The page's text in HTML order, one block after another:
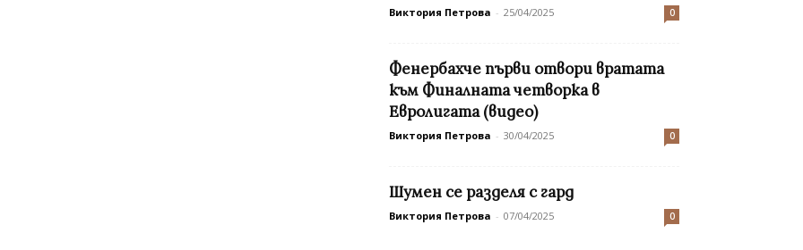
Виктория Петрова - 25/04/2025 0
Фенербахче първи отвори вратата
към Финалната четворка в
Евролигата (видео)
Виктория Петрова - 30/04/2025 0
Шумен се разделя с гард
Виктория Петрова - 07/04/2025 0